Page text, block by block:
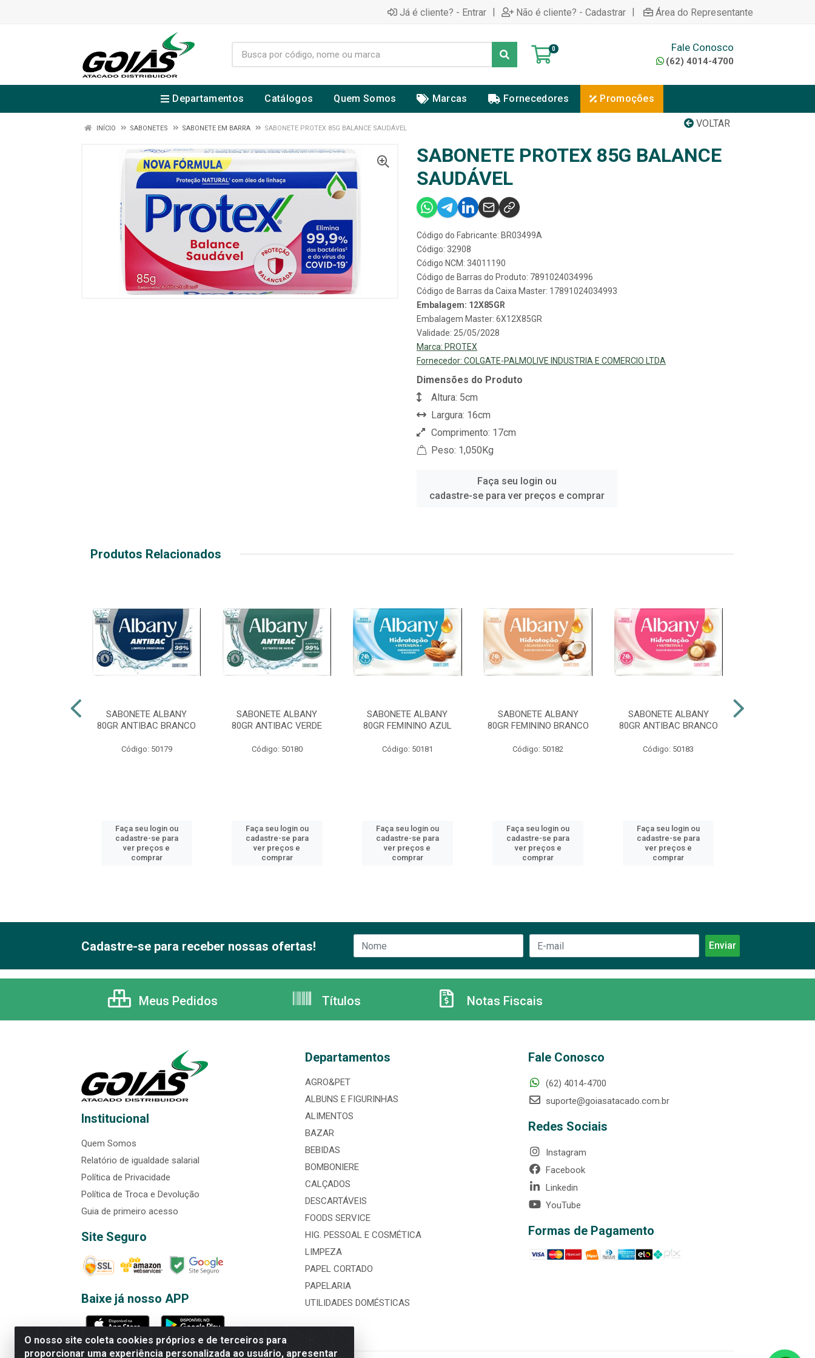
Já é cliente? - Entrar | Não é cliente? - Cadastrar | Área do Representante
0 Fale Conosco
(62) 4014-4700
Departamentos Catálogos Quem Somos Marcas Fornecedores Promoções
VOLTAR
INÍCIO SABONETES SABONETE EM BARRA SABONETE PROTEX 85G BALANCE SAUDÁVEL
SABONETE PROTEX 85G BALANCE
SAUDÁVEL
Código do Fabricante: BR03499A
Código: 32908
Código NCM: 34011190
Código de Barras do Produto: 7891024034996
Código de Barras da Caixa Master: 17891024034993
Embalagem: 12X85GR
Embalagem Master: 6X12X85GR
Validade: 25/05/2028
Marca: PROTEX
Fornecedor: COLGATE-PALMOLIVE INDUSTRIA E COMERCIO LTDA
Dimensões do Produto
Altura: 5cm
Largura: 16cm
Comprimento: 17cm
Peso: 1,050Kg
Faça seu login ou
cadastre-se para ver preços e comprar
Produtos Relacionados
SABONETE ALBANY
80GR ANTIBAC BRANCO
Código: 50179
Faça seu login ou
cadastre-se para
ver preços e
comprar
SABONETE ALBANY
80GR ANTIBAC VERDE
Código: 50180
Faça seu login ou
cadastre-se para
ver preços e
comprar
SABONETE ALBANY
80GR FEMININO AZUL
Código: 50181
Faça seu login ou
cadastre-se para
ver preços e
comprar
SABONETE ALBANY
80GR FEMININO BRANCO
Código: 50182
Faça seu login ou
cadastre-se para
ver preços e
comprar
SABONETE ALBANY
80GR ANTIBAC BRANCO
Código: 50183
Faça seu login ou
cadastre-se para
ver preços e
comprar
O nosso site coleta cookies próprios e de terceiros para
proporcionar uma experiência personalizada ao usuário, apresentar
Cadastre-se para receber nossas ofertas!
Meus Pedidos Títulos Notas Fiscais
Institucional
Quem Somos
Relatório de igualdade salarial
Política de Privacidade
Política de Troca e Devolução
Guia de primeiro acesso
Site Seguro
Baixe já nosso APP
Departamentos
AGRO&PET
ALBUNS E FIGURINHAS
ALIMENTOS
BAZAR
BEBIDAS
BOMBONIERE
CALÇADOS
DESCARTÁVEIS
FOODS SERVICE
HIG. PESSOAL E COSMÉTICA
LIMPEZA
PAPEL CORTADO
PAPELARIA
UTILIDADES DOMÉSTICAS
Fale Conosco
(62) 4014-4700
suporte@goiasatacado.com.br
Redes Sociais
Instagram
Facebook
Linkedin
YouTube
Formas de Pagamento